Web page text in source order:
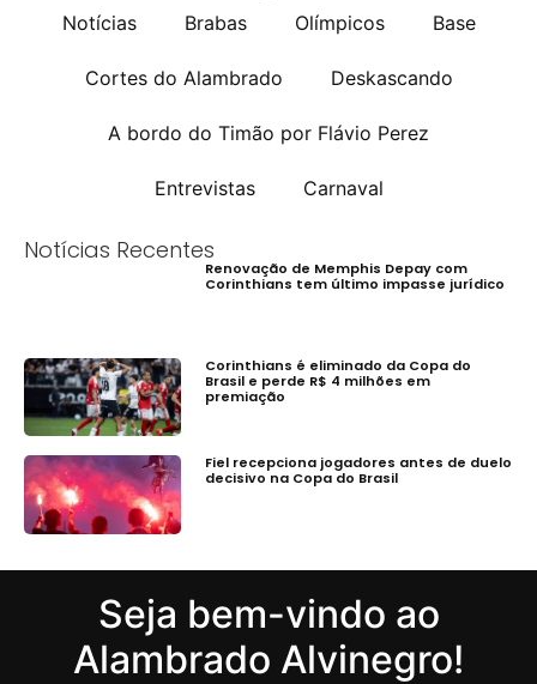
Notícias Brabas Olímpicos Base
Cortes do Alambrado Deskascando
A bordo do Timão por Flávio Perez
Entrevistas Carnaval
Notícias Recentes
Renovação de Memphis Depay com
Corinthians tem último impasse jurídico
Corinthians é eliminado da Copa do
Brasil e perde R$ 4 milhões em
premiação
Fiel recepciona jogadores antes de duelo
decisivo na Copa do Brasil
Seja bem-vindo ao
Alambrado Alvinegro!